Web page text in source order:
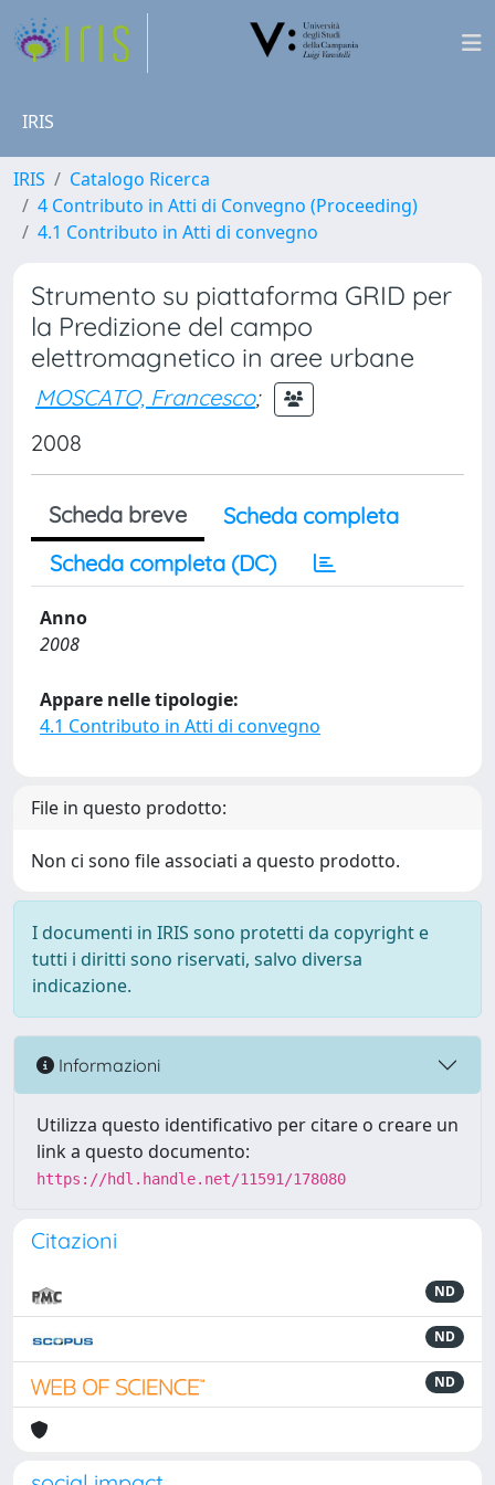
IRIS
IRIS
Catalogo Ricerca
4 Contributo in Atti di Convegno (Proceeding)
4.1 Contributo in Atti di convegno
Strumento su piattaforma GRID per
la Predizione del campo
elettromagnetico in aree urbane
MOSCATO, Francesco;
2008
Scheda breve
Scheda completa
Scheda completa (DC)
Anno
2008
Appare nelle tipologie:
4.1 Contributo in Atti di convegno
File in questo prodotto:
Non ci sono file associati a questo prodotto.
I documenti in IRIS sono protetti da copyright e
tutti i diritti sono riservati, salvo diversa
indicazione.
Informazioni
Utilizza questo identificativo per citare o creare un
link a questo documento:
https://hdl.handle.net/11591/178080
Citazioni
ND
ND
ND